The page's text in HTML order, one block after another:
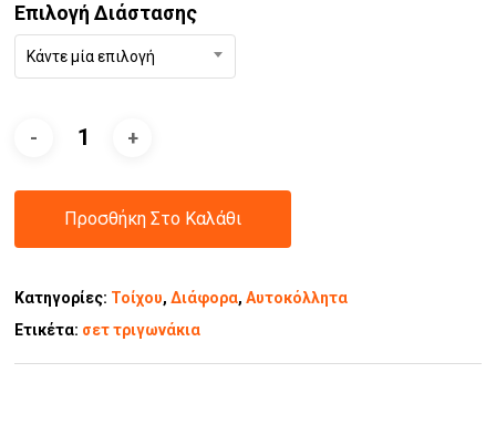
Επιλογή Διάστασης
Κάντε μία επιλογή
Προσθήκη Στο Καλάθι
Κατηγορίες: Τοίχου,Διάφορα,Αυτοκόλλητα
Ετικέτα: σετ τριγωνάκια